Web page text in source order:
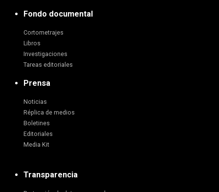
Fondo documental
Cortometrajes
Libros
Investigaciones
Tareas editoriales
Prensa
Noticias
Réplica de medios
Boletines
Editoriales
Media Kit
Transparencia